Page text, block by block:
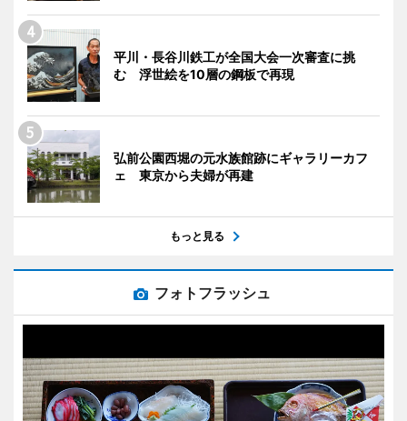
平川・長谷川鉄工が全国大会一次審査に挑
む 浮世絵を10層の鋼板で再現
弘前公園西堀の元水族館跡にギャラリーカフ
ェ 東京から夫婦が再建
もっと見る
フォトフラッシュ